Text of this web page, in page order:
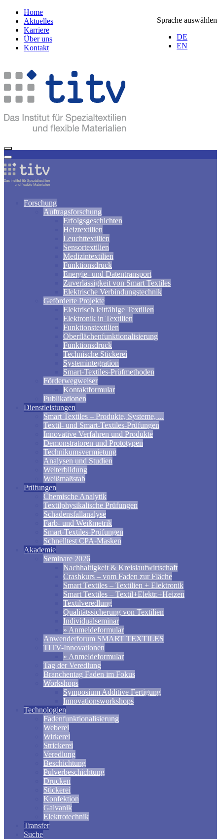
Sprache auswählen
DE
EN
Home
Aktuelles
Karriere
Über uns
Kontakt
Forschung
Auftragsforschung
Erfolgsgeschichten
Heiztextilien
Leuchttextilien
Sensortextilien
Medizintextilien
Funktionsdruck
Energie- und Datentransport
Zuverlässigkeit von Smart Textiles
Elektrische Verbindungstechnik
Geförderte Projekte
Elektrisch leitfähige Textilien
Elektronik in Textilien
Funktionstextilien
Oberflächenfunktionalisierung
Funktionsdruck
Technische Stickerei
Systemintegration
Smart-Textiles-Prüfmethoden
Förderwegweiser
Kontaktformular
Publikationen
Dienstleistungen
Smart Textiles – Produkte, Systeme, ...
Textil- und Smart-Textiles-Prüfungen
Innovative Verfahren und Produkte
Demonstratoren und Prototypen
Technikumsvermietung
Analysen und Studien
Weiterbildung
Weißmaßstab
Prüfungen
Chemische Analytik
Textilphysikalische Prüfungen
Schadensfallanalyse
Farb- und Weißmetrik
Smart-Textiles-Prüfungen
Schnelltest CPA-Masken
Akademie
Seminare 2026
Nachhaltigkeit & Kreislaufwirtschaft
Crashkurs – vom Faden zur Fläche
Smart Textiles – Textilien + Elektronik
Smart Textiles – Textil+Elektr.+Heizen
Textilveredlung
Qualitätssicherung von Textilien
Individualseminar
» Anmeldeformular
Anwenderforum SMART TEXTILES
TITV-Innovationen
» Anmeldeformular
Tag der Veredlung
Branchentag Faden im Fokus
Workshops
Symposium Additive Fertigung
Innovationsworkshops
Technologien
Fadenfunktionalisierung
Weberei
Wirkerei
Strickerei
Veredlung
Beschichtung
Pulverbeschichtung
Drucken
Stickerei
Konfektion
Galvanik
Elektrotechnik
Transfer
Suche